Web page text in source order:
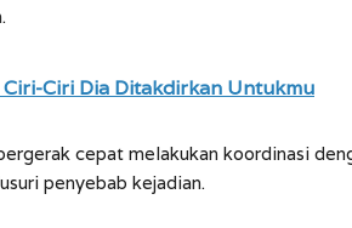
Ciri Dia Ditakdirkan Untukmu
cepat melakukan koordinasi
penyebab kejadian.